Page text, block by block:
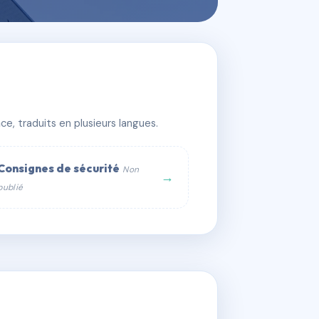
traduits en plusieurs langues.
de sécurité Non
→